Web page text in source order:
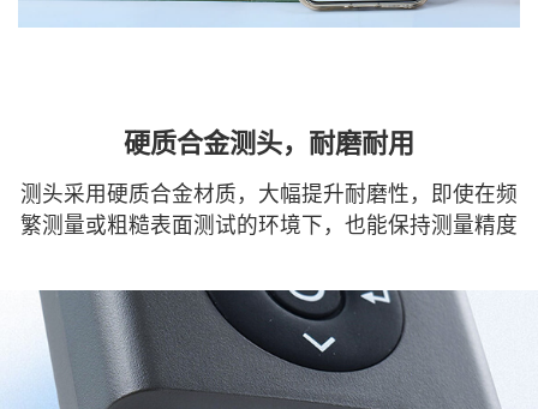
硬质合金测头，耐磨耐用
测头采用硬质合金材质，大幅提升耐磨性，即使在频
繁测量或粗糙表面测试的环境下，也能保持测量精度